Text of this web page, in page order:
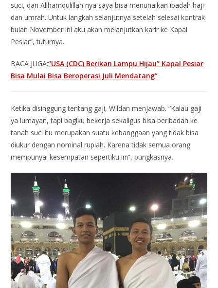
suci, dan Allhamdulillah nya saya bisa menunaikan ibadah haji
dan umrah. Untuk langkah selanjutnya setelah selesai kontrak
bulan November ini aku akan melanjutkan karir ke Kapal
Pesiar”, tuturnya.
BACA JUGA:“USA (CDC) Berikan Lampu Hijau” Kapal Pesiar
Bisa Mulai Bisa Beroperasi Juli Mendatang”
Ketika disinggung tentang gaji, Wildan menjawab. “Kalau gaji
ya lumayan, tapi bagiku bekerja sekaligus bisa beribadah ke
tanah suci itu merupakan suatu kebanggaan yang tidak bisa
diukur dengan nominal rupiah. Karena tidak semua orang
mempunyai kesempatan sepertiku ini”, pungkasnya.